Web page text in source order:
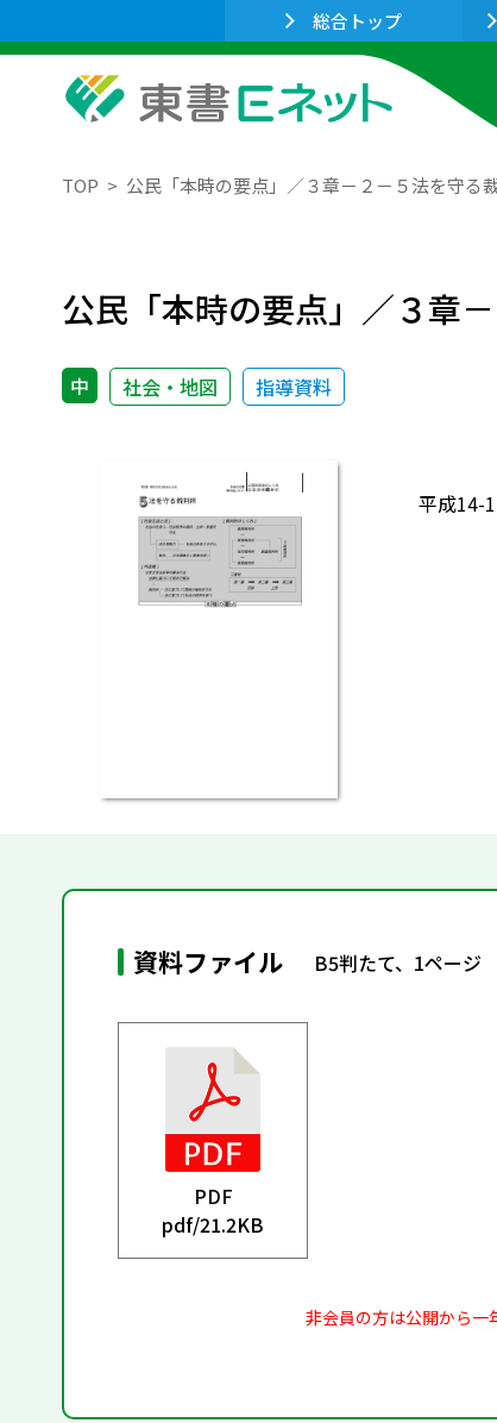
総合トップ
TOP 公民「本時の要点」／３章－２－５法を守る
公民「本時の要点」／３章
中 社会・地図 指導資料
平成14-
資料ファイル B5判たて、1ページ
PDF
pdf/21.2KB
非会員の方は公開から一